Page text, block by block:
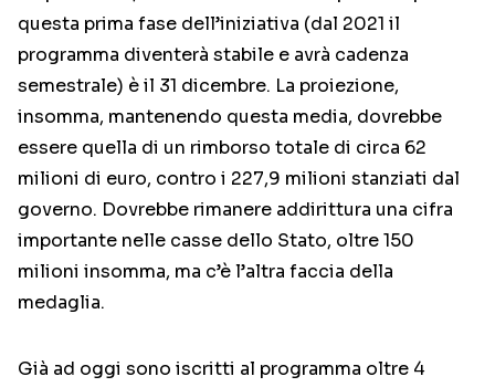
questa prima fase dell’iniziativa (dal 2021 il
programma diventerà stabile e avrà cadenza
semestrale) è il 31 dicembre. La proiezione,
insomma, mantenendo questa media, dovrebbe
essere quella di un rimborso totale di circa 62
milioni di euro, contro i 227,9 milioni stanziati dal
governo. Dovrebbe rimanere addirittura una cifra
importante nelle casse dello Stato, oltre 150
milioni insomma, ma c’è l’altra faccia della
medaglia.
Già ad oggi sono iscritti al programma oltre 4